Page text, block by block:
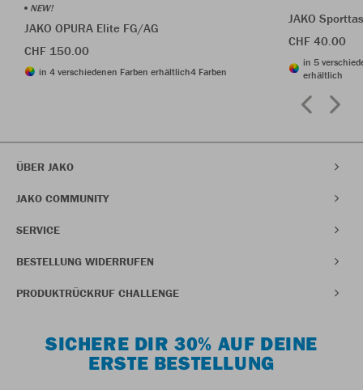
NEW!
JAKO OPURA Elite FG/AG
CHF 150.00
in 4 verschiedenen Farben erhältlich4 Farben
JAKO
CHF 40.00
in 5
erhältlich
ÜBER JAKO
JAKO COMMUNITY
SERVICE
BESTELLUNG WIDERRUFEN
PRODUKTRÜCKRUF CHALLENGE
SICHERE DIR 30% AUF DEINE
ERSTE BESTELLUNG